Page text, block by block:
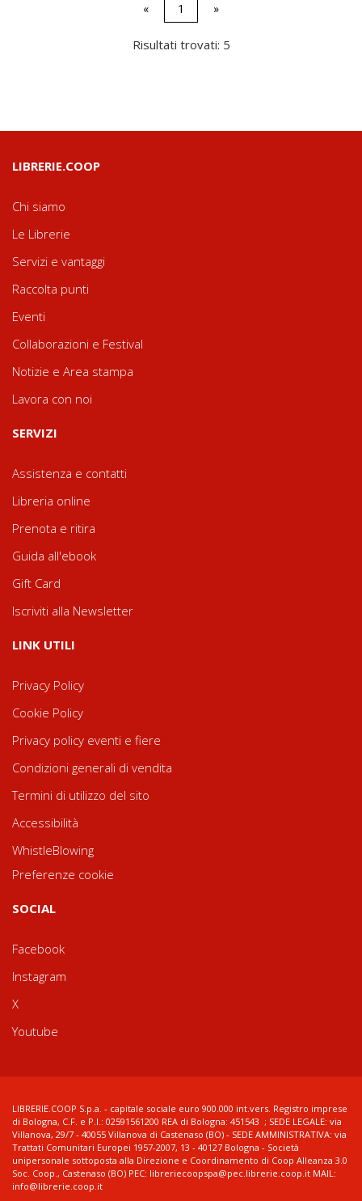
« 1 »
Risultati trovati: 5
LIBRERIE.COOP
Chi siamo
Le Librerie
Servizi e vantaggi
Raccolta punti
Eventi
Collaborazioni e Festival
Notizie e Area stampa
Lavora con noi
SERVIZI
Assistenza e contatti
Libreria online
Prenota e ritira
Guida all'ebook
Gift Card
Iscriviti alla Newsletter
LINK UTILI
Privacy Policy
Cookie Policy
Privacy policy eventi e fiere
Condizioni generali di vendita
Termini di utilizzo del sito
Accessibilità
WhistleBlowing
Preferenze cookie
SOCIAL
Facebook
Instagram
X
Youtube
LIBRERIE.COOP S.p.a. - capitale sociale euro 900.000 int.vers. Registro imprese
di Bologna, C.F. e P.I.: 02591561200 REA di Bologna: 451543 ; SEDE LEGALE: via
Villanova, 29/7 - 40055 Villanova di Castenaso (BO) - SEDE AMMINISTRATIVA: via
Trattati Comunitari Europei 1957-2007, 13 - 40127 Bologna - Società
unipersonale sottoposta alla Direzione e Coordinamento di Coop Alleanza 3.0
Soc. Coop., Castenaso (BO) PEC: libreriecoopspa@pec.librerie.coop.it MAIL:
info@librerie.coop.it